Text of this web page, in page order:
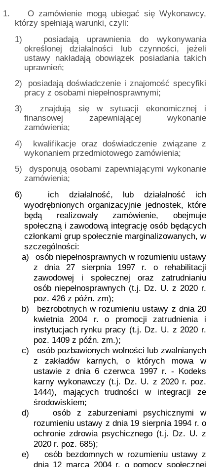
1.
O zamówienie mogą ubiegać się Wykonawcy,
którzy spełniają warunki, czyli:
1)
posiadają uprawnienia do wykonywania
określonej działalności lub czynności, jeżeli
ustawy nakładają obowiązek posiadania takich
uprawnień;
2)
posiadają doświadczenie i znajomość specyfiki
pracy z osobami niepełnosprawnymi;
3)
znajdują się w sytuacji ekonomicznej i
finansowej zapewniającej wykonanie
zamówienia;
4)
kwalifikacje oraz doświadczenie związane z
wykonaniem przedmiotowego zamówienia;
5)
dysponują osobami zapewniającymi wykonanie
zamówienia;
6)
ich działalność, lub działalność ich
wyodrębnionych organizacyjnie jednostek, które
będą realizowały zamówienie, obejmuje
społeczną i zawodową integrację osób będących
członkami grup społecznie marginalizowanych, w
szczególności:
a)
osób niepełnosprawnych w rozumieniu ustawy
z dnia 27 sierpnia 1997 r. o rehabilitacji
zawodowej i społecznej oraz zatrudnianiu
osób niepełnosprawnych (t.j. Dz. U. z 2020 r.
poz. 426 z późn. zm);
b)
bezrobotnych w rozumieniu ustawy z dnia 20
kwietnia 2004 r. o promocji zatrudnienia i
instytucjach rynku pracy (t.j. Dz. U. z 2020 r.
poz. 1409 z późn. zm.);
c)
osób pozbawionych wolności lub zwalnianych
z zakładów karnych, o których mowa w
ustawie z dnia 6 czerwca 1997 r. - Kodeks
karny wykonawczy (t.j. Dz. U. z 2020 r. poz.
1444), mających trudności w integracji ze
środowiskiem;
d)
osób z zaburzeniami psychicznymi w
rozumieniu ustawy z dnia 19 sierpnia 1994 r. o
ochronie zdrowia psychicznego (t.j. Dz. U. z
2020 r. poz. 685);
e)
osób bezdomnych w rozumieniu ustawy z
dnia 12 marca 2004 r. o pomocy społecznej